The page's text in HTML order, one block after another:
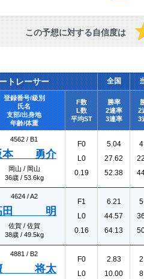
この予想に対する自信度は
トレーサー 全国
登録番号/級別
氏名
支部/出身地
年齢/体重
F数
L数
平均ST
勝率
2連率
3連率
2
3
4562 / B1
本 勇介
岡山 / 岡山
36歳 / 53.6kg
F0
L0
0.19
5.04
27.62
52.38
4624 /A2
田 明
佐賀 / 佐賀
38歳 / 49.5kg
F1
L0
0.16
6.21
44.57
64.13
4881 / B2
将太
F0
L0
2.83
10.00